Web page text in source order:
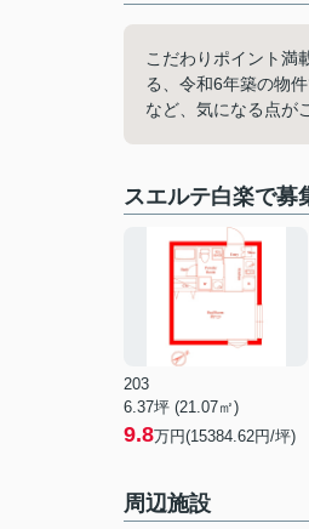
こだわりポイント満
る、令和6年築の物
など、気になる点が
スエルテ白楽で募
203
6.37坪 (21.07㎡)
9.8万円(15384.62円/坪)
周辺施設